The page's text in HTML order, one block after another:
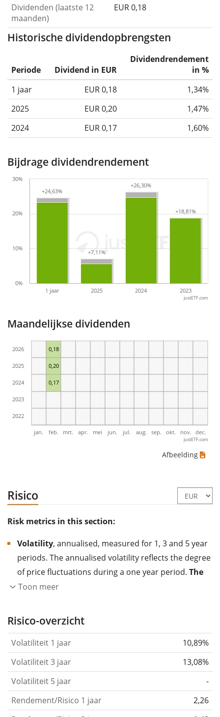
Dividenden (laatste 12
maanden)
EUR 0,18
Historische dividendopbrengsten
Periode Dividend in EUR
Dividendrendement
in %
1 jaar
EUR 0,18
1,34%
2025
EUR 0,20
1,47%
2024
EUR 0,17 1,60%
Bijdrage dividendrendement
+24,63%
+24,63%
+7,11%
+7,11%
+26,30%
+26,30%
+18,81%
+18,81%
1 jaar 2025 2024 2023
0%
10%
20%
30%
justETF.com
Maandelijkse dividenden
0,17
0,20
0,18
jan. feb. mrt. apr. mei jun. jul. aug. sep. okt. nov. dec.
2022
2023
2024
2025
2026
justETF.com
Afbeelding
Risico
Risk metrics in this section:
Volatility, annualised, measured for 1, 3 and 5 year
periods. The annualised volatility reflects the degree
of price fluctuations during a one year period. The
higher the volatility, the more significantly the
the past.
Assets with higher volatility are generally
based on the data for the past 1, 3 and 5 years so
that you can see if price fluctuations for the ETF
became stronger or weaker over time.
Return per riskfor 1, 3 and 5 year periods. This is
the annualised (i.e. converted to a one year period)
Toon meer
Risico-overzicht
Volatiliteit 1 jaar
10,89%
Volatiliteit 3 jaar
13,08%
Volatiliteit 5 jaar
-
Rendement/Risico 1 jaar
2,26